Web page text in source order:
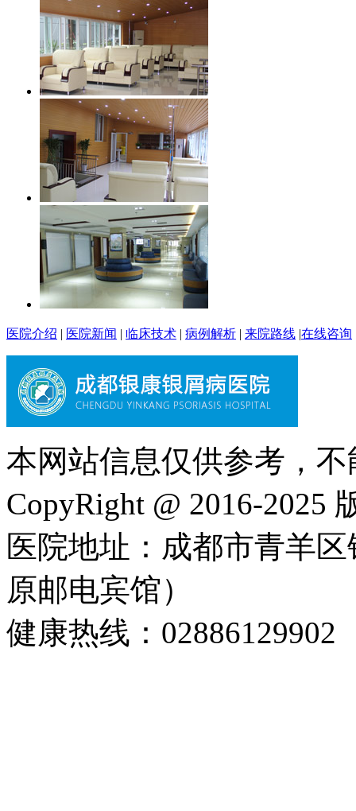
医院介绍 医院新闻 临床技术 病例解析 来院路线 在线咨询
本网站信息仅供参考，
CopyRight @ 2016-2025
医院地址：成都市青羊
原邮电宾馆）
健康热线：02886129902